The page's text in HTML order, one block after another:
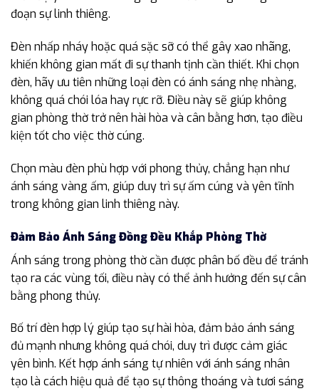
đoạn sự linh thiêng.
Đèn nhấp nháy hoặc quá sặc sỡ có thể gây xao nhãng,
khiến không gian mất đi sự thanh tịnh cần thiết. Khi chọn
đèn, hãy ưu tiên những loại đèn có ánh sáng nhẹ nhàng,
không quá chói lóa hay rực rỡ. Điều này sẽ giúp không
gian phòng thờ trở nên hài hòa và cân bằng hơn, tạo điều
kiện tốt cho việc thờ cúng.
Chọn màu đèn phù hợp với phong thủy, chẳng hạn như
ánh sáng vàng ấm, giúp duy trì sự ấm cúng và yên tĩnh
trong không gian linh thiêng này.
Đảm Bảo Ánh Sáng Đồng Đều Khắp Phòng Thờ
Ánh sáng trong phòng thờ cần được phân bố đều để tránh
tạo ra các vùng tối, điều này có thể ảnh hưởng đến sự cân
bằng phong thủy.
Bố trí đèn hợp lý giúp tạo sự hài hòa, đảm bảo ánh sáng
đủ mạnh nhưng không quá chói, duy trì được cảm giác
yên bình. Kết hợp ánh sáng tự nhiên với ánh sáng nhân
tạo là cách hiệu quả để tạo sự thông thoáng và tươi sáng